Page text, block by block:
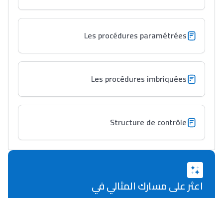
Les procédures paramétrées
Les procédures imbriquées
Structure de contrôle
اعثر على مسارك المثالي في